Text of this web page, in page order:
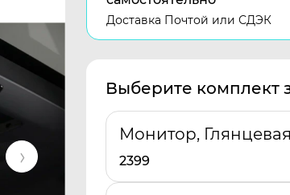
Доставка Почтой или СДЭК
Выберите комплект
Монитор,
2399